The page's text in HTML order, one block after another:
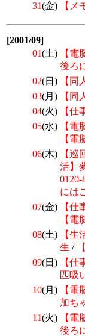
31(金) 【メ
[2001/09]
01(土) 【電
後ろ
02(日) 【同
03(月) 【同
04(火) 【仕
05(水) 【電
【電
06(木) 【巡
活】
0120-
には
07(金) 【仕
【電
08(土) 【生
生 /
09(日) 【仕
匹吸
10(月) 【電
加ち
11(火) 【電
後ろ